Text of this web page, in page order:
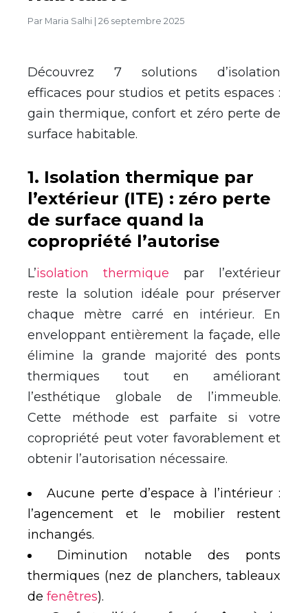
Par Maria Salhi 26 septembre 2025
Découvrez 7 solutions d’isolation
efficaces pour studios et petits espaces :
gain thermique, confort et zéro perte de
surface habitable.
1. Isolation thermique par
l’extérieur (ITE) : zéro perte
de surface quand la
copropriété l’autorise
L’isolation thermique par l’extérieur
reste la solution idéale pour préserver
chaque mètre carré en intérieur. En
enveloppant entièrement la façade, elle
élimine la grande majorité des ponts
thermiques tout en améliorant
l’esthétique globale de l’immeuble.
Cette méthode est parfaite si votre
copropriété peut voter favorablement et
obtenir l’autorisation nécessaire.
Aucune perte d’espace à l’intérieur :
l’agencement et le mobilier restent
inchangés.
Diminution notable des ponts
thermiques (nez de planchers, tableaux
de fenêtres).